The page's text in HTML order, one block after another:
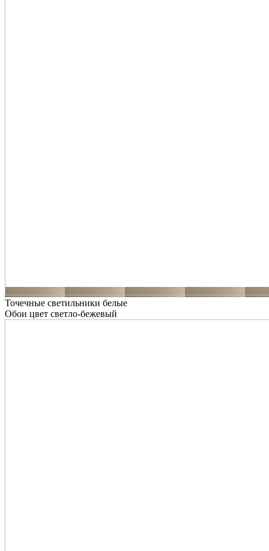
Точечные светильники белые
Обои цвет светло-бежевый